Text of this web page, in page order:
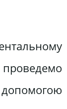
допомогою